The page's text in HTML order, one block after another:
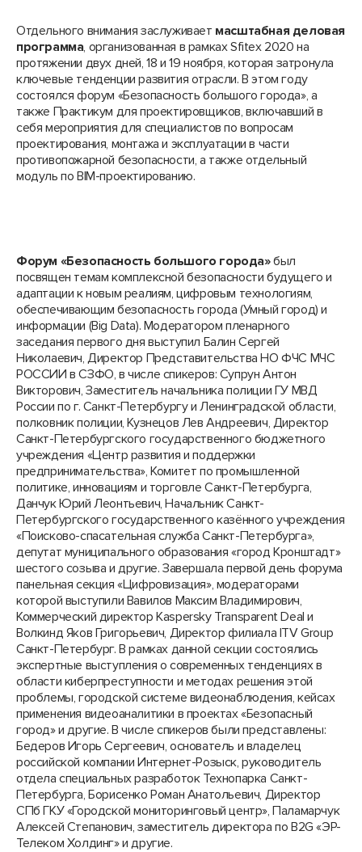
Отдельного внимания заслуживает масштабная деловая
программа, организованная в рамках Sfitex 2020 на
протяжении двух дней, 18 и 19 ноября, которая затронула
ключевые тенденции развития отрасли. В этом году
состоялся форум «Безопасность большого города», а
также Практикум для проектировщиков, включавший в
себя мероприятия для специалистов по вопросам
проектирования, монтажа и эксплуатации в части
противопожарной безопасности, а также отдельный
модуль по BIM-проектированию.
Форум «Безопасность большого города»был
посвящен темам комплексной безопасности будущего и
адаптации к новым реалиям, цифровым технологиям,
обеспечивающим безопасность города (Умный город) и
информации (Big Data). Модератором пленарного
заседания первого дня выступил Балин Сергей
Николаевич, Директор Представительства НО ФЧС МЧС
РОССИИ в СЗФО, в числе спикеров: Супрун Антон
Викторович, Заместитель начальника полиции ГУ МВД
России по г. Санкт-Петербургу и Ленинградской области,
полковник полиции, Кузнецов Лев Андреевич, Директор
Санкт-Петербургского государственного бюджетного
учреждения «Центр развития и поддержки
предпринимательства», Комитет по промышленной
политике, инновациям и торговле Санкт-Петербурга,
Данчук Юрий Леонтьевич, Начальник Санкт-
Петербургского государственного казённого учреждения
«Поисково-спасательная служба Санкт-Петербурга»,
депутат муниципального образования «город Кронштадт»
шестого созыва и другие. Завершала первой день форума
панельная секция «Цифровизация», модераторами
которой выступили Вавилов Максим Владимирович,
Коммерческий директор Kaspersky Transparent Deal и
Волкинд Яков Григорьевич, Директор филиала ITV Group
Санкт-Петербург. В рамках данной секции состоялись
экспертные выступления о современных тенденциях в
области киберпреступности и методах решения этой
проблемы, городской системе видеонаблюдения, кейсах
применения видеоаналитики в проектах «Безопасный
город» и другие. В числе спикеров были представлены:
Бедеров Игорь Сергеевич, основатель и владелец
российской компании Интернет-Розыск, руководитель
отдела специальных разработок Технопарка Санкт-
Петербурга, Борисенко Роман Анатольевич, Директор
СПб ГКУ «Городской мониторинговый центр», Паламарчук
Алексей Степанович, заместитель директора по B2G «ЭР-
Телеком Холдинг» и другие.